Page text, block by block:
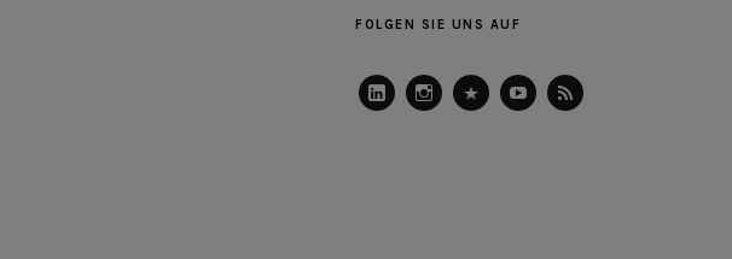
FOLGEN SIE UNS AUF